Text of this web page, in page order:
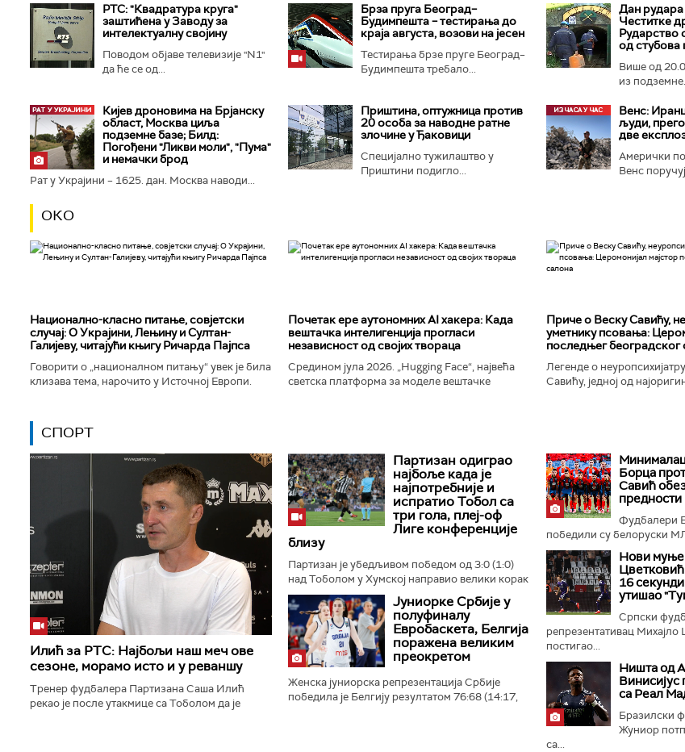
РТС: "Квадратура круга"
заштићена у Заводу за
интелектуалну својину
Поводом објаве телевизије "N1"
да ће се од...
Брза пруга Београд–
Будимпешта – тестирања до
краја августа, возови на јесен
Тестирања брзе пруге Београд–
Будимпешта требало...
Дан
Честитке
Рударство
од стубова
Више од
из
Кијев дроновима на Брјанску
област, Москва циља
подземне базе; Билд:
Погођени "Ликви моли", "Пума"
и немачки брод
Рат у Украјини – 1625. дан. Москва наводи...
Приштина, оптужница против
20 особа за наводне ратне
злочине у Ђаковици
Специјално тужилаштво у
Приштини подигло...
Венс:
људи,
две
Амерички
Венс
ОКО
Национално-класнo питање, совјетски
случај: О Украјини, Лењину и Султан-
Галијеву, читајући књигу Ричарда Пајпса
Говорити о „националном питању“ увек је била
клизава тема, нарочито у Источној Европи.
Почетак ере аутономних AI хакера: Када
вештачка интелигенција прогласи
независност од својих твораца
Средином јула 2026. „Hugging Face“, највећа
светска платформа за моделе вештачке
Приче о Веску Савићу,
уметнику псовања:
последњег београдског
Легенде о
Савићу, једној од
СПОРТ
Илић за РТС: Најбољи наш меч ове
сезоне, морамо исто и у реваншу
Тренер фудбалера Партизана Саша Илић
рекао је после утакмице са Тоболом да је
Партизан одиграо
најбоље када је
најпотребније и
испратио Тобол са
три гола, плеј-оф
Лиге конференције
близу
Партизан је убедљивом победом од 3:0 (1:0)
над Тоболом у Хумској направио велики корак
ка пласману у плеј-оф квалификација за Лигу
конференције. Црно-бели...Јуниорке Србије у
полуфиналу
Евробаскета, Белгија
поражена великим
преокретом
Женска јуниорска репрезентација Србије
победила је Белгију резултатом 76:68 (14:17,
Борца
Савић
предности
Фудбалери
победили су белоруски
Нови
16
утишао
Српски
репрезентативац Михајло
постигао...
Ништа од
са Реал
Бразилски
Жуниор
са...